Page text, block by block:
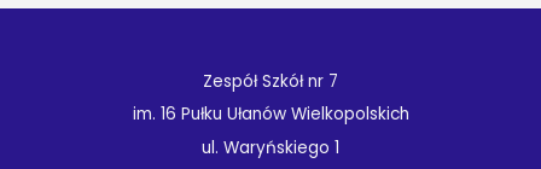
Zespół Szkół nr 7
im. 16 Pułku Ułanów Wielkopolskich
ul. Waryńskiego 1